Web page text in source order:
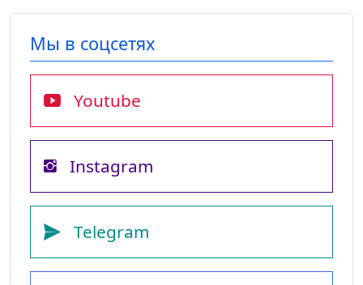
Мы в соцсетях
Youtube
Instagram
Telegram